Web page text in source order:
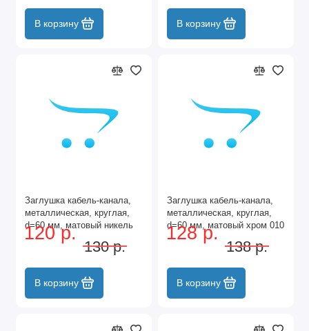
В корзину В корзину
Заглушка кабель-канала,
металлическая, круглая,
d=60 мм, матовый никель
010 MN
120 р.
130 р.
В корзину
Заглушка кабель-канала,
металлическая, круглая,
d=60 мм, матовый хром 010
MC
128 р.
138 р.
В корзину